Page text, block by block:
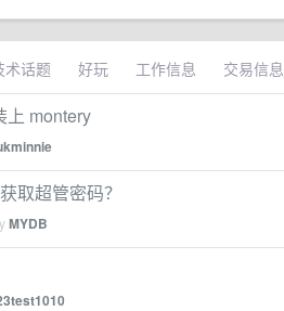
术话题 好玩 工作信息 交易信息
上 montery
取超管密码？
MYDB